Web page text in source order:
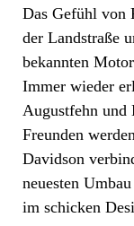
Das Gefühl von
der Landstraße
bekannten
Immer wieder
Augustfehn und
Freunden
Davidson
neuesten
im schicken